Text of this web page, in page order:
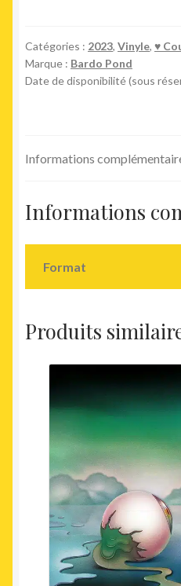
Catégories : 2023, Vinyle, ♥︎
Marque : Bardo Pond
Date de disponibilité (sous
Informations
Informations
Format
Produits